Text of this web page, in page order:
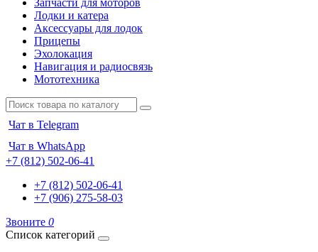
Запчасти для моторов
Лодки и катера
Аксессуары для лодок
Прицепы
Эхолокация
Навигация и радиосвязь
Мототехника
Чат в Telegram
Чат в WhatsApp
+7 (812) 502-06-41
+7 (812) 502-06-41
+7 (906) 275-58-03
Звоните 0
Список категорий